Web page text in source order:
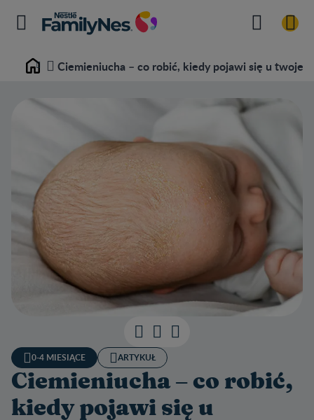
Home Ciemieniucha – co robić, kiedy pojawi się u
0-4 MIESIĄCE ARTYKUŁ
Ciemieniucha – co robić,
kiedy pojawi się u